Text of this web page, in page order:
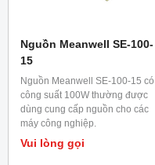
Nguồn Meanwell SE-100-
15
Nguồn Meanwell SE-100-15 có
công suất 100W thường được
dùng cung cấp nguồn cho các
máy công nghiệp.
Vui lòng gọi